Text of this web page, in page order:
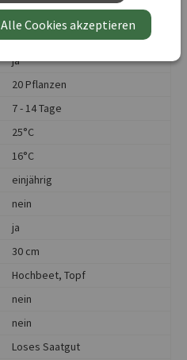
nein
Große Tüte
ja
20 Pflanzen
7 - 14 Tage
25°C
16°C
einjährig
nein
ja
30 cm
Hochbeet, Topf
nein
nein
Loses Saatgut
Alle Cookies akzeptieren